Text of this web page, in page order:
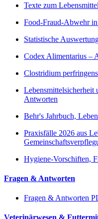
Texte zum
Food-Fraud-Abwehr
Statistische
Codex Alimentarius –
Clostridium perfringens
Lebensmittelsicherheit
Antworten
Behr's Jahrbuch,
Praxisfälle 2026 aus
Hygiene-Vorschiften,
Fragen & Antworten
Fragen & Antworten